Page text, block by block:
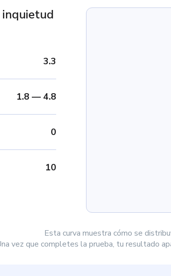
inquietud
3.3
1.8 — 4.8
0
10
Esta curva muestra cómo se
vez que completes la prueba, tu resultado